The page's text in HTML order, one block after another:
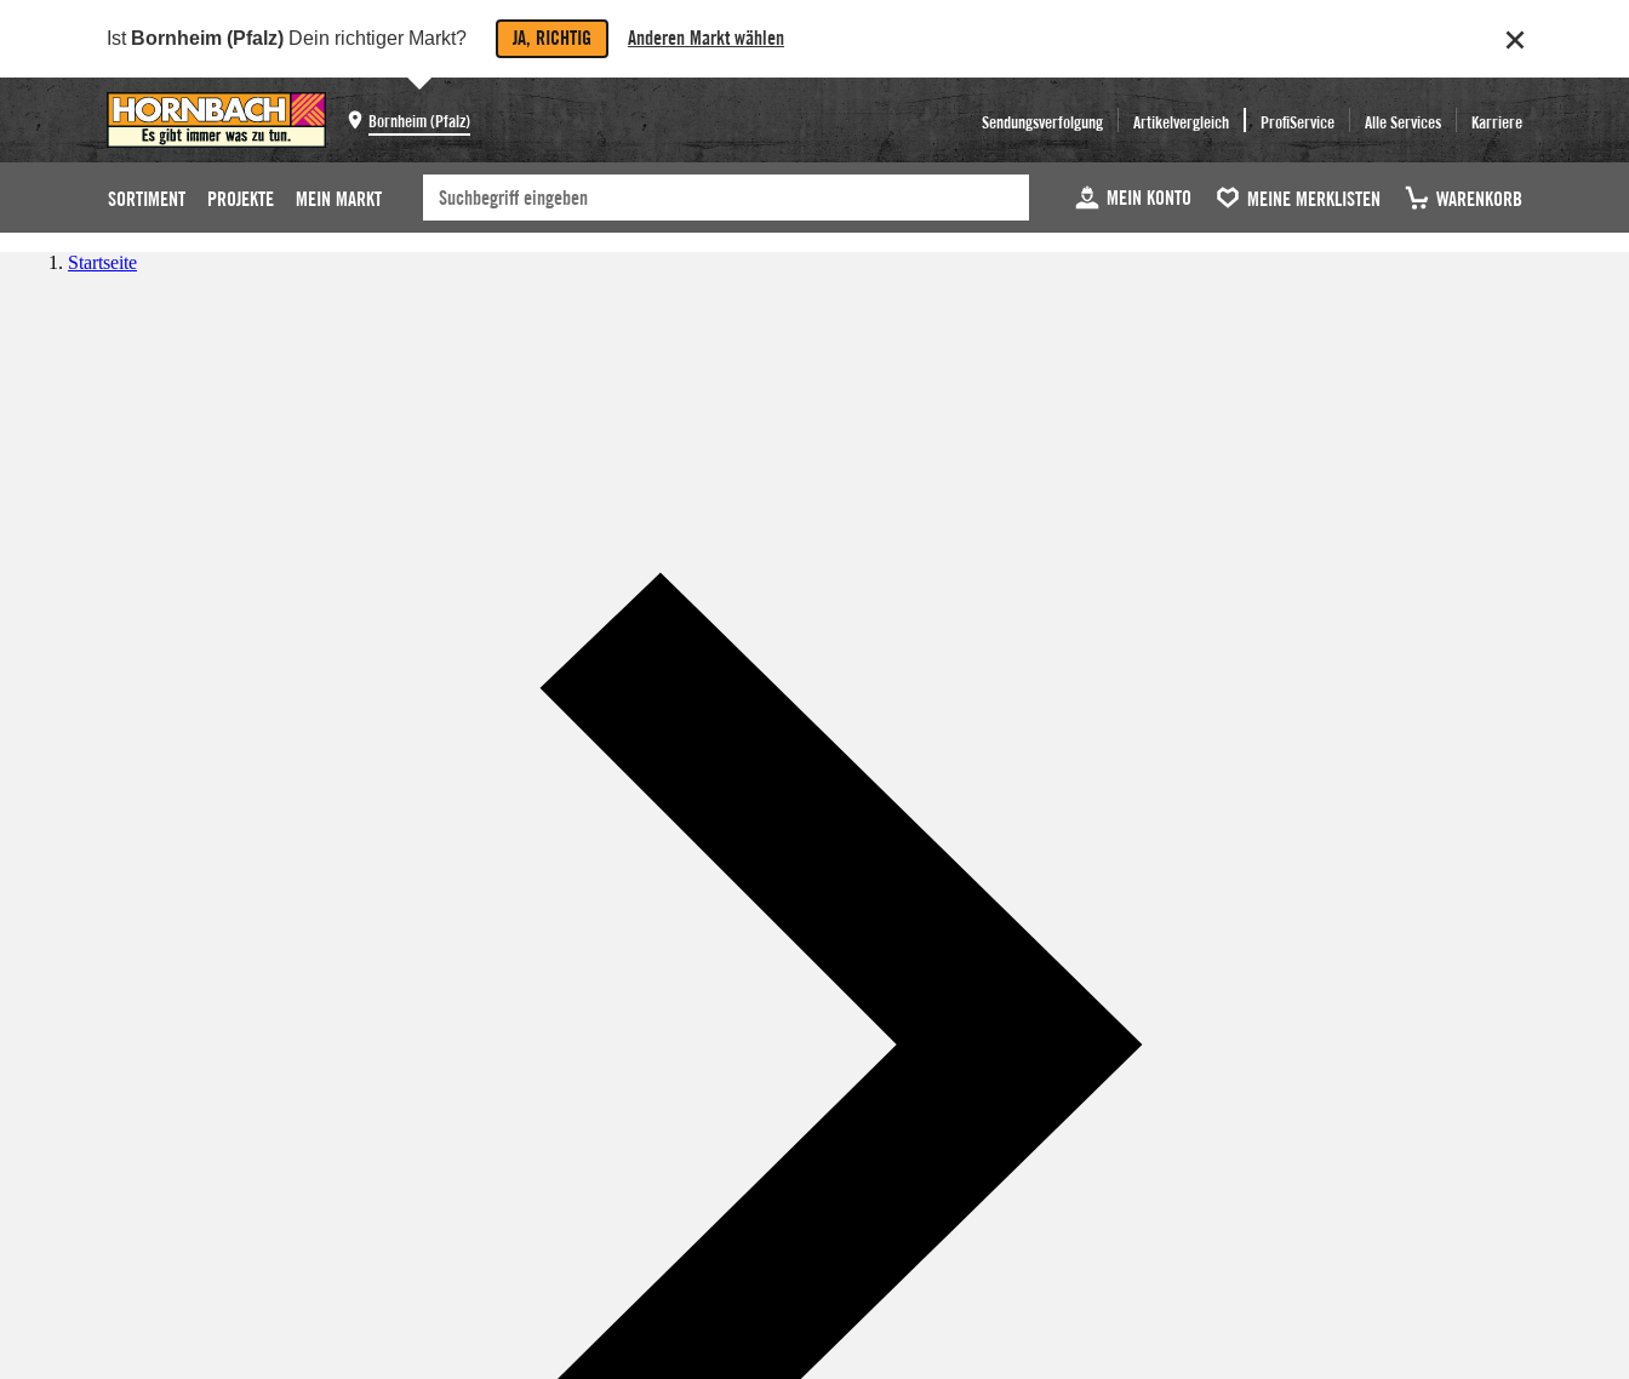
Ist Bornheim (Pfalz) Dein richtiger Markt? JA, RICHTIG Anderen Markt wählen
Bornheim (Pfalz) Sendungsverfolgung Artikelvergleich ProfiService Alle Services Karriere
SORTIMENT PROJEKTE MEIN MARKT MEIN KONTO MEINE MERKLISTEN WARENKORB
Startseite